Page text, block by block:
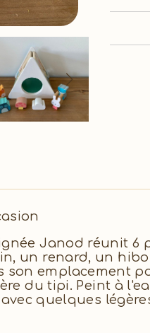
Janod réunit
un renard, un
son emplacement
du tipi. Peint à
quelques